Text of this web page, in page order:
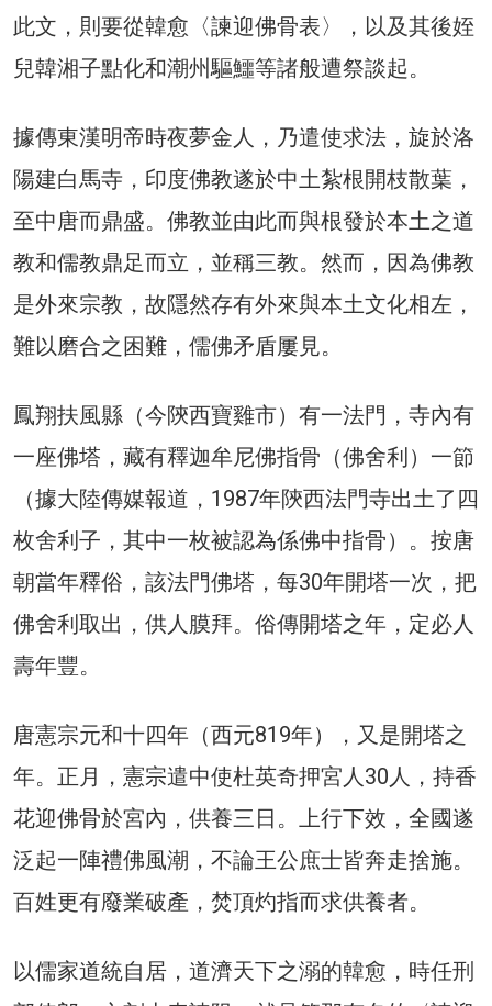
此文，則要從韓愈〈諫迎佛骨表〉，以及其後姪
兒韓湘子點化和潮州驅鱷等諸般遭祭談起。
據傳東漢明帝時夜夢金人，乃遣使求法，旋於洛
陽建白馬寺，印度佛教遂於中土紮根開枝散葉，
至中唐而鼎盛。佛教並由此而與根發於本土之道
教和儒教鼎足而立，並稱三教。然而，因為佛教
是外來宗教，故隱然存有外來與本土文化相左，
難以磨合之困難，儒佛矛盾屢見。
鳳翔扶風縣（今陝西寶雞市）有一法門，寺內有
一座佛塔，藏有釋迦牟尼佛指骨（佛舍利）一節
（據大陸傳媒報道，1987年陝西法門寺出土了四
枚舍利子，其中一枚被認為係佛中指骨）。按唐
朝當年釋俗，該法門佛塔，每30年開塔一次，把
佛舍利取出，供人膜拜。俗傳開塔之年，定必人
壽年豐。
唐憲宗元和十四年（西元819年），又是開塔之
年。正月，憲宗遣中使杜英奇押宮人30人，持香
花迎佛骨於宮內，供養三日。上行下效，全國遂
泛起一陣禮佛風潮，不論王公庶士皆奔走捨施。
百姓更有廢業破產，焚頂灼指而求供養者。
以儒家道統自居，道濟天下之溺的韓愈，時任刑